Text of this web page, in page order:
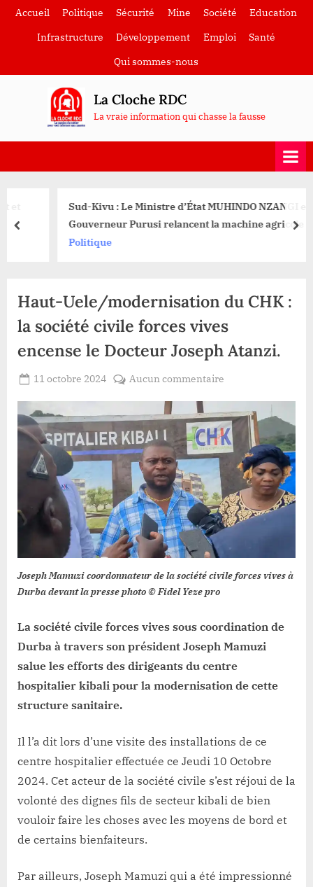
SkipAccueil Politique Sécurité Mine Société
Education
Infrastructure
Développement Emploi
Santé
Qui sommes-nous
La Cloche RDC
La vraie information qui chasse la fausse
Sud-Kivu : Le Ministre d’État MUHINDO NZANGI et le
Gouverneur Purusi relancent la machine agricole
Politique
prev
Haut-Uele/modernisation du CHK :
la société civile forces vives
encense le Docteur Joseph Atanzi.
Posted
11 octobre 2024
Aucun commentaire
Uele/
du
CHK
société
civile
forces
encense
le
Atanzi.
Joseph Mamuzi coordonnateur de la société civile forces vives à
Durba devant la presse photo © Fidel Yeze pro
La société civile forces vives sous coordination de
Durba à travers son président Joseph Mamuzi
salue les efforts des dirigeants du centre
hospitalier kibali pour la modernisation de cette
structure sanitaire.
Il l’a dit lors d’une visite des installations de ce
centre hospitalier effectuée ce Jeudi 10 Octobre
2024. Cet acteur de la société civile s’est réjoui de la
volonté des dignes fils de secteur kibali de bien
vouloir faire les choses avec les moyens de bord et
de certains bienfaiteurs.
Par ailleurs, Joseph Mamuzi qui a été impressionné